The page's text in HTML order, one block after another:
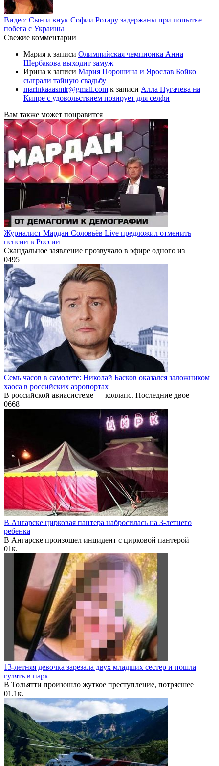
Видео: Сын и внук Софии Ротару задержаны при попытке
побега с Украины
Свежие комментарии
Мария к записи Олимпийская чемпионка Анна
Щербакова выходит замуж
Ирина к записи Мария Порошина и Ярослав Бойко
сыграли тайную свадьбу
marinkaaasmir@gmail.com к записи Алла Пугачева на
Кипре с удовольствием позирует для селфи
Вам также может понравится
Журналист Мардан Соловьёв Live предложил отменить
пенсии в России
Скандальное заявление прозвучало в эфире одного из
0495
Семь часов в самолете: Николай Басков оказался заложником
хаоса в российских аэропортах
В российской авиасистеме — коллапс. Последние двое
0668
В Ангарске цирковая пантера набросилась на 3-летнего
ребенка
В Ангарске произошел инцидент с цирковой пантерой
01к.
13-летняя девочка зарезала двух младших сестер и пошла
гулять в парк
В Тольятти произошло жуткое преступление, потрясшее
01.1к.